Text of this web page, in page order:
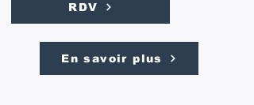
RDV
En savoir plus